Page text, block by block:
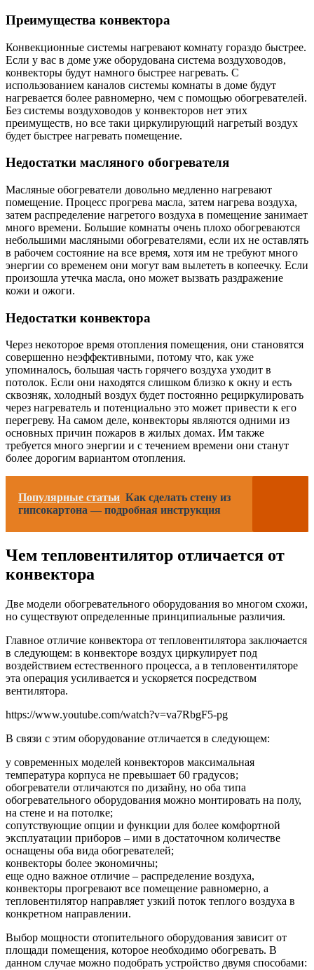
Преимущества конвектора
Конвекционные системы нагревают комнату гораздо быстрее.
Если у вас в доме уже оборудована система воздуховодов,
конвекторы будут намного быстрее нагревать. С
использованием каналов системы комнаты в доме будут
нагревается более равномерно, чем с помощью обогревателей.
Без системы воздуховодов у конвекторов нет этих
преимуществ, но все таки циркулирующий нагретый воздух
будет быстрее нагревать помещение.
Недостатки масляного обогревателя
Масляные обогреватели довольно медленно нагревают
помещение. Процесс прогрева масла, затем нагрева воздуха,
затем распределение нагретого воздуха в помещение занимает
много времени. Большие комнаты очень плохо обогреваются
небольшими масляными обогревателями, если их не оставлять
в рабочем состояние на все время, хотя им не требуют много
энергии со временем они могут вам вылететь в копеечку. Если
произошла утечка масла, оно может вызвать раздражение
кожи и ожоги.
Недостатки конвектора
Через некоторое время отопления помещения, они становятся
совершенно неэффективными, потому что, как уже
упоминалось, большая часть горячего воздуха уходит в
потолок. Если они находятся слишком близко к окну и есть
сквозняк, холодный воздух будет постоянно рециркулировать
через нагреватель и потенциально это может привести к его
перегреву. На самом деле, конвекторы являются одними из
основных причин пожаров в жилых домах. Им также
требуется много энергии и с течением времени они станут
более дорогим вариантом отопления.
Популярные статьи Как сделать стену из
гипсокартона — подробная инструкция
Чем тепловентилятор отличается от
конвектора
Две модели обогревательного оборудования во многом схожи,
но существуют определенные принципиальные различия.
Главное отличие конвектора от тепловентилятора заключается
в следующем: в конвекторе воздух циркулирует под
воздействием естественного процесса, а в тепловентиляторе
эта операция усиливается и ускоряется посредством
вентилятора.
https://www.youtube.com/watch?v=va7RbgF5-pg
В связи с этим оборудование отличается в следующем:
у современных моделей конвекторов максимальная
температура корпуса не превышает 60 градусов;
обогреватели отличаются по дизайну, но оба типа
обогревательного оборудования можно монтировать на полу,
на стене и на потолке;
сопутствующие опции и функции для более комфортной
эксплуатации приборов – ими в достаточном количестве
оснащены оба вида обогревателей;
конвекторы более экономичны;
еще одно важное отличие – распределение воздуха,
конвекторы прогревают все помещение равномерно, а
тепловентилятор направляет узкий поток теплого воздуха в
конкретном направлении.
Выбор мощности отопительного оборудования зависит от
площади помещения, которое необходимо обогревать. В
данном случае можно подобрать устройство двумя способами: